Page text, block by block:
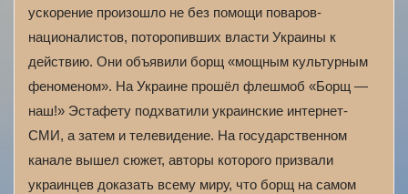
ускорение произошло не без помощи поваров-
националистов, поторопивших власти Украины к
действию. Они объявили борщ «мощным культурным
феноменом». На Украине прошёл флешмоб «Борщ —
наш!» Эстафету подхватили украинские интернет-
СМИ, а затем и телевидение. На государственном
канале вышел сюжет, авторы которого призвали
украинцев доказать всему миру, что борщ на самом